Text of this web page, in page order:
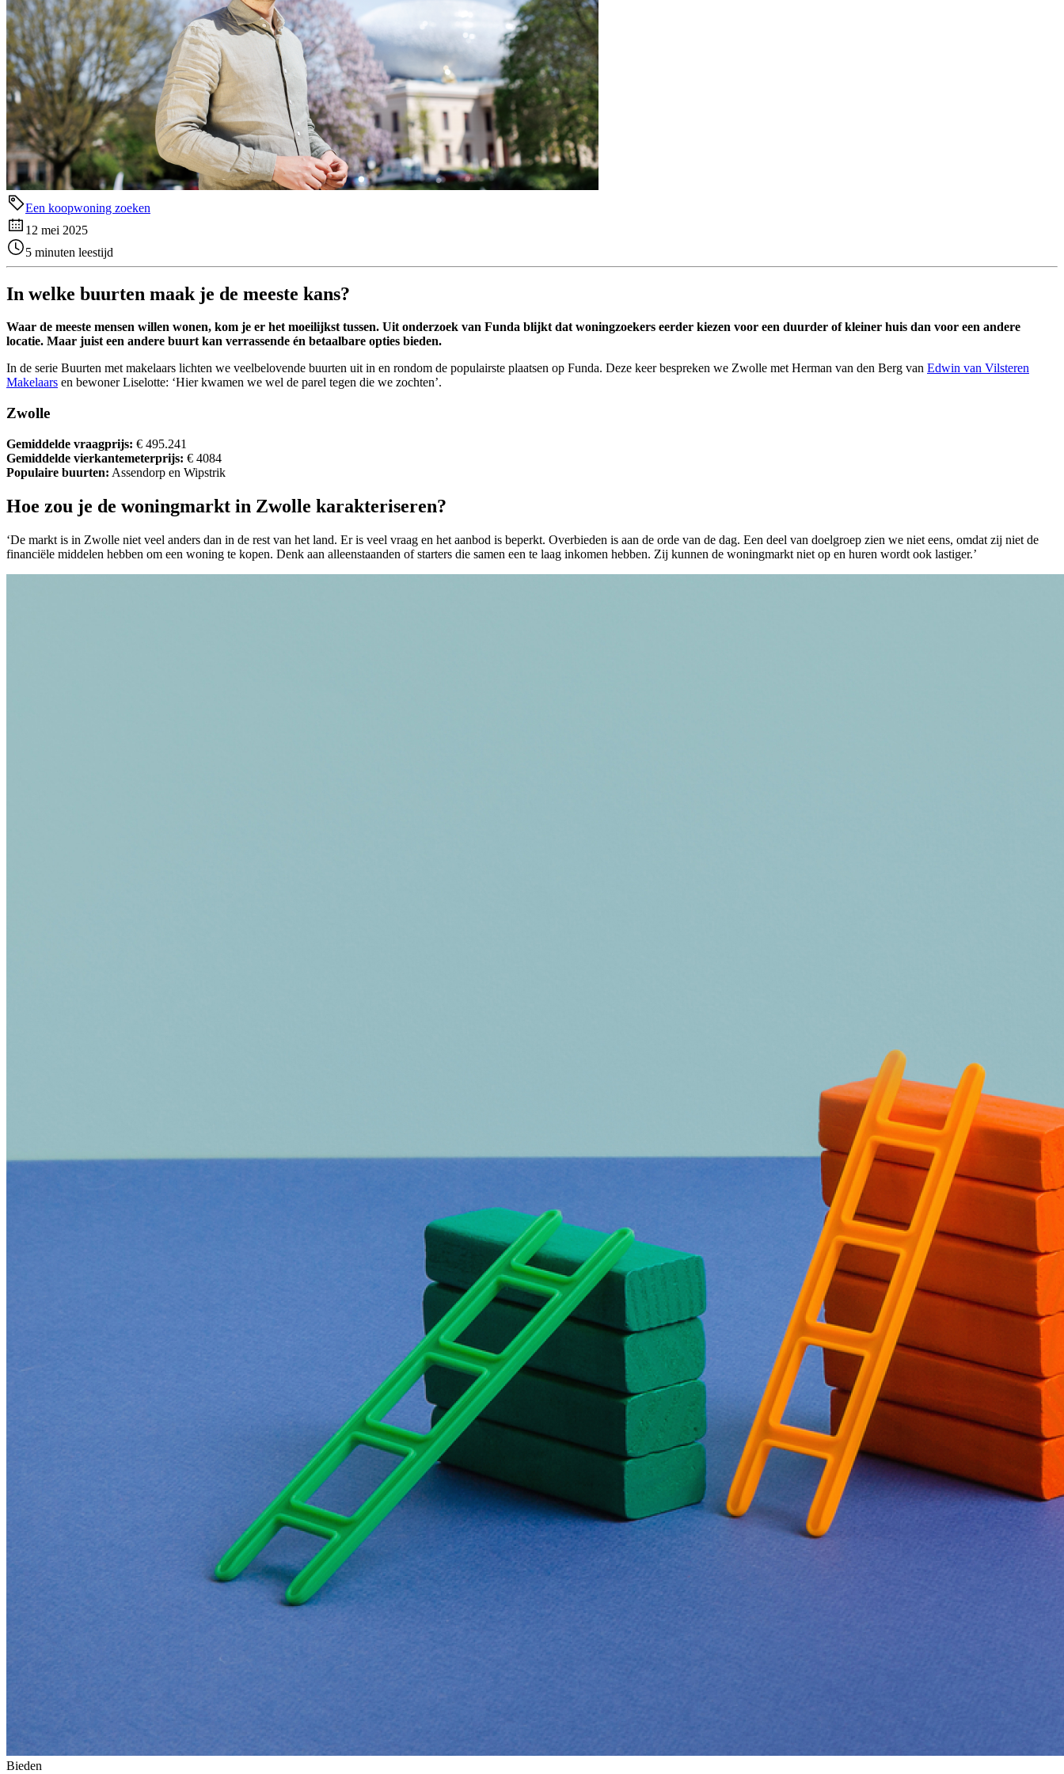
Een koopwoning zoeken
12 mei 2025
5 minuten leestijd
In welke buurten maak je de meeste kans?
Waar de meeste mensen willen wonen, kom je er het moeilijkst tussen. Uit onderzoek van Funda blijkt dat woningzoekers eerder kiezen voor een duurder of kleiner huis dan voor een andere
locatie. Maar juist een andere buurt kan verrassende én betaalbare opties bieden.
In de serie Buurten met makelaars lichten we veelbelovende buurten uit in en rondom de populairste plaatsen op Funda. Deze keer bespreken we Zwolle met Herman van den Berg van Edwin van Vilsteren
Makelaars en bewoner Liselotte: ‘Hier kwamen we wel de parel tegen die we zochten’.
Zwolle
Gemiddelde vraagprijs: € 495.241
Gemiddelde vierkantemeterprijs: € 4084
Populaire buurten: Assendorp en Wipstrik
Hoe zou je de woningmarkt in Zwolle karakteriseren?
‘De markt is in Zwolle niet veel anders dan in de rest van het land. Er is veel vraag en het aanbod is beperkt. Overbieden is aan de orde van de dag. Een deel van doelgroep zien we niet eens, omdat zij niet de
financiële middelen hebben om een woning te kopen. Denk aan alleenstaanden of starters die samen een te laag inkomen hebben. Zij kunnen de woningmarkt niet op en huren wordt ook lastiger.’
Bieden